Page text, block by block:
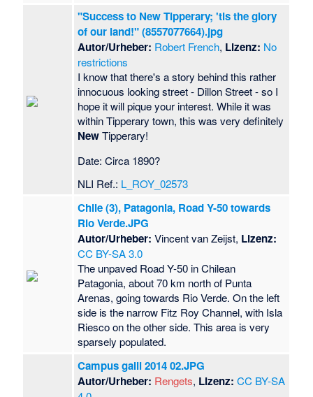
"Success to New Tipperary; 'tis the glory
of our land!" (8557077664).jpg
Autor/Urheber: Robert French, Lizenz: No
restrictions
I know that there's a story behind this rather
innocuous looking street - Dillon Street - so I
hope it will pique your interest. While it was
within Tipperary town, this was very definitely
NewTipperary!
Date: Circa 1890?
NLI Ref.: L_ROY_02573
Chile (3), Patagonia, Road Y-50 towards
Rio Verde.JPG
Autor/Urheber: Vincent van Zeijst, Lizenz:
CC BY-SA 3.0
The unpaved Road Y-50 in Chilean
Patagonia, about 70 km north of Punta
Arenas, going towards Rio Verde. On the left
side is the narrow Fitz Roy Channel, with Isla
Riesco on the other side. This area is very
sparsely populated.
Campus galli 2014 02.JPG
Autor/Urheber: Rengets, Lizenz: CC BY-SA